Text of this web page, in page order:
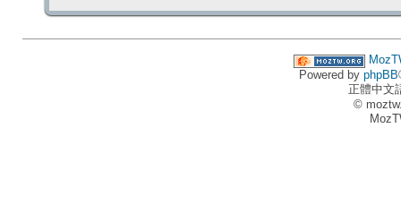
Powered by phpBB
正體中文
©